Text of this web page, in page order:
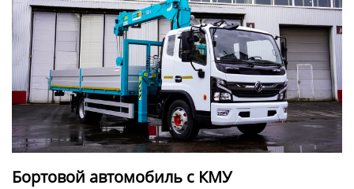
Бортовой автомобиль с КМУ